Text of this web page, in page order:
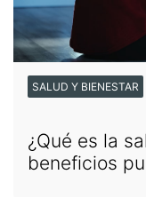
SALUD Y BIENESTAR
¿Qué es la
beneficios